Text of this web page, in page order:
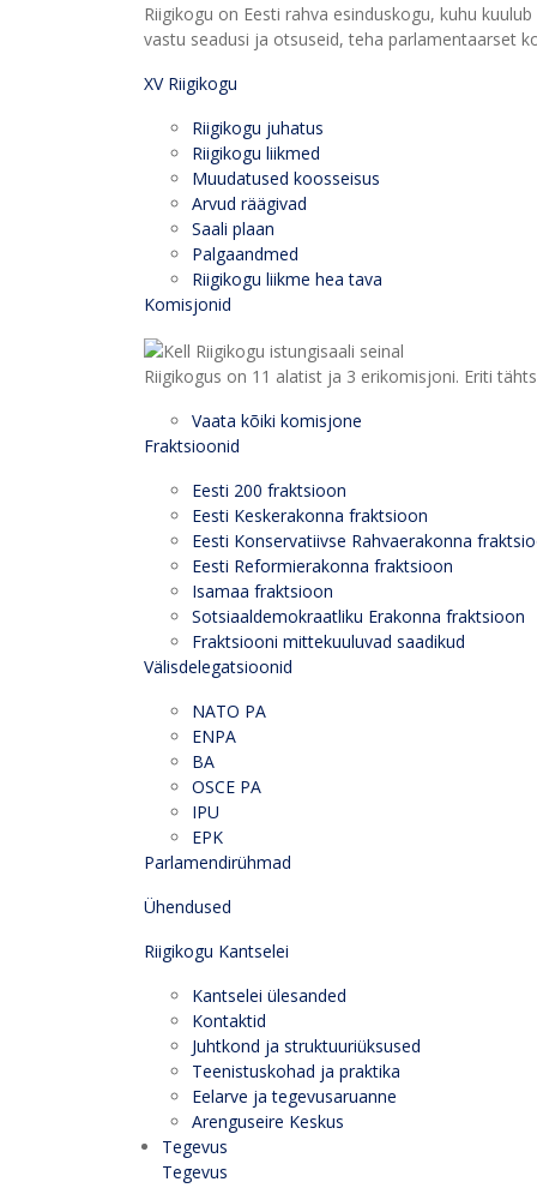
Riigikogu on Eesti rahva esinduskogu, kuhu
vastu seadusi ja otsuseid, teha parlamentaarset
XV Riigikogu
Riigikogu juhatus
Riigikogu liikmed
Muudatused koosseisus
Arvud räägivad
Saali plaan
Palgaandmed
Riigikogu liikme hea tava
Komisjonid
Riigikogus on 11 alatist ja 3 erikomisjoni. Eriti
Vaata kõiki komisjone
Fraktsioonid
Eesti 200 fraktsioon
Eesti Keskerakonna fraktsioon
Eesti Konservatiivse Rahvaerakonna
Eesti Reformierakonna fraktsioon
Isamaa fraktsioon
Sotsiaaldemokraatliku Erakonna fraktsioon
Fraktsiooni mittekuuluvad saadikud
Välisdelegatsioonid
NATO PA
ENPA
BA
OSCE PA
IPU
EPK
Parlamendirühmad
Ühendused
Riigikogu Kantselei
Kantselei ülesanded
Kontaktid
Juhtkond ja struktuuriüksused
Teenistuskohad ja praktika
Eelarve ja tegevusaruanne
Arenguseire Keskus
Tegevus
Tegevus